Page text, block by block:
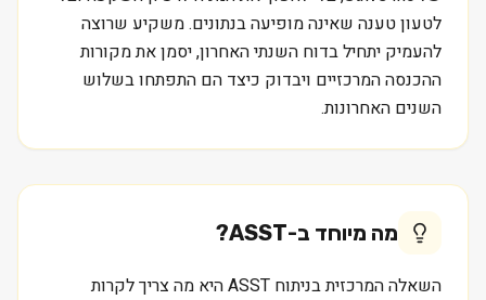
לטעון טענה שאינה מופיעה בנתונים. משקיע שרוצה
להעמיק יתחיל בדוח השנתי האחרון, יסמן את מקורות
ההכנסה המרכזיים ויבדוק כיצד הם התפתחו בשלוש
השנים האחרונות.
מה מיוחד ב-ASST
?
השאלה המרכזית בניתוח ASST היא מה צריך לקרות